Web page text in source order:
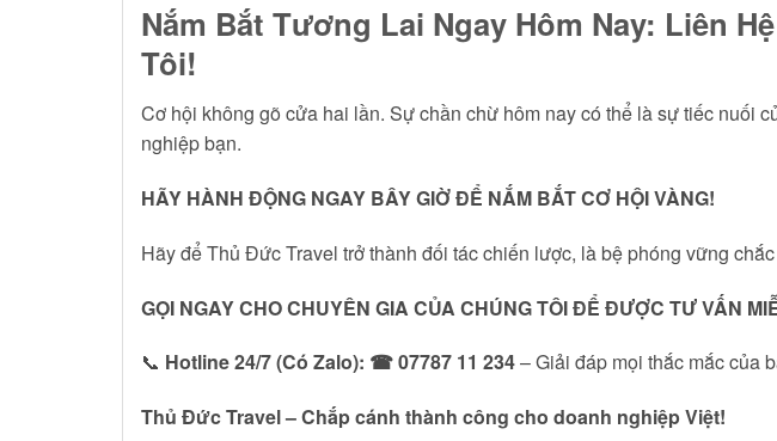
Nắm Bắt Tương Lai Ngay Hôm Nay: Liên
Tôi!
Cơ hội không gõ cửa hai lần. Sự chần chừ hôm nay có thể là sự tiếc nuối
nghiệp bạn.
HÃY HÀNH ĐỘNG NGAY BÂY GIỜ ĐỂ NẮM BẮT CƠ HỘI VÀNG!
Hãy để Thủ Đức Travel trở thành đối tác chiến lược, là bệ phóng vững
GỌI NGAY CHO CHUYÊN GIA CỦA CHÚNG TÔI ĐỂ ĐƯỢC TƯ VẤN
📞 Hotline 24/7 (Có Zalo): ☎ 07787 11 234– Giải đáp mọi thắc mắc của
Thủ Đức Travel – Chắp cánh thành công cho doanh nghiệp Việt!